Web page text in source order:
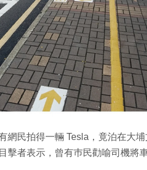
網民拍得一輛 Tesla，竟泊在大埔
擊者表示，曾有巿民勸喻司機將